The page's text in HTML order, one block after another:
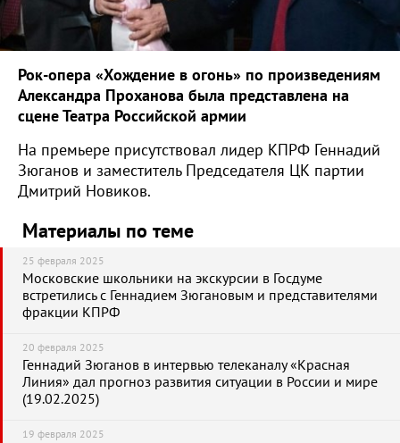
Рок-опера «Хождение в огонь» по произведениям
Александра Проханова была представлена на
сцене Театра Российской армии
На премьере присутствовал лидер КПРФ Геннадий
Зюганов и заместитель Председателя ЦК партии
Дмитрий Новиков.
Материалы по теме
25 февраля 2025
Московские школьники на экскурсии в Госдуме
встретились с Геннадием Зюгановым и представителями
фракции КПРФ
20 февраля 2025
Геннадий Зюганов в интервью телеканалу «Красная
Линия» дал прогноз развития ситуации в России и мире
(19.02.2025)
19 февраля 2025